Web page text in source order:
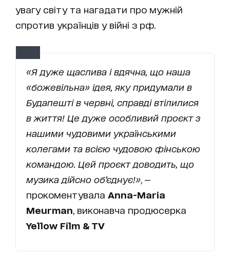
увагу світу та нагадати про мужній
спротив українців у війні з рф.
«Я дуже щаслива і вдячна, що наша
«божевільна» ідея, яку придумали в
Будапешті в червні, справді втілилися
в життя! Це дуже особливий проєкт з
нашими чудовими українськими
колегами та всією чудовою фінською
командою. Цей проєкт доводить, що
музика дійсно об’єднує!» , —
прокоментувала Anna-Maria
Meurman , виконавча продюсерка
Yellow Film & TV